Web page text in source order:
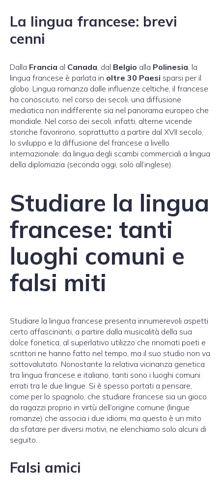
La lingua francese: brevi
cenni
Dalla Francia al Canada , dal Belgio alla Polinesia , la
lingua francese è parlata in oltre 30 Paesi sparsi per il
globo. Lingua romanza dalle influenze celtiche, il francese
ha conosciuto, nel corso dei secoli, una diffusione
mediatica non indifferente sia nel panorama europeo che
mondiale. Nel corso dei secoli, infatti, alterne vicende
storiche favorirono, soprattutto a partire dal XVII secolo,
lo sviluppo e la diffusione del francese a livello
internazionale: da lingua degli scambi commerciali a lingua
della diplomazia (seconda oggi, solo all’inglese).
Studiare la lingua
francese: tanti
luoghi comuni e
falsi miti
Studiare la lingua francese presenta innumerevoli aspetti
certo affascinanti, a partire dalla musicalità della sua
dolce fonetica, al superlativo utilizzo che rinomati poeti e
scrittori ne hanno fatto nel tempo, ma il suo studio non va
sottovalutato. Nonostante la relativa vicinanza genetica
tra lingua francese e italiano, tanti sono i luoghi comuni
errati tra le due lingue. Si è spesso portati a pensare,
come per lo spagnolo, che studiare francese sia un gioco
da ragazzi proprio in virtù dell’origine comune (lingue
romanze) che associa i due idiomi, ma questo è un mito
da sfatare per diversi motivi; ne elenchiamo solo alcuni di
seguito.
Falsi amici